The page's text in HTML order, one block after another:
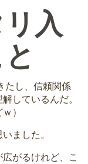
入
たし、信頼関係
しているんだ。
）
ました。
がるけれど、こ